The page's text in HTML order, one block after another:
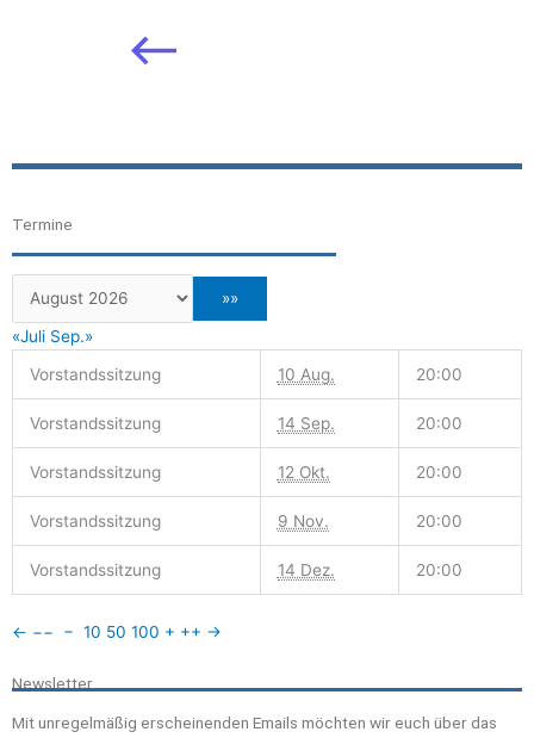
Termine
«Juli Sep.»
Vorstandssitzung
10 Aug. 20:00
Vorstandssitzung 14 Sep. 20:00
Vorstandssitzung 12 Okt. 20:00
Vorstandssitzung 9 Nov. 20:00
Vorstandssitzung 14 Dez. 20:00
← −− − 10 50 100 + ++ →
Newsletter
Mit unregelmäßig erscheinenden Emails möchten wir euch über das